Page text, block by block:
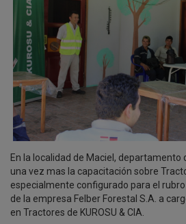
En la localidad de Maciel, departamento
una vez mas la capacitación sobre
especialmente configurado para el
de la empresa Felber Forestal S.A. a
en Tractores de KUROSU & CIA.